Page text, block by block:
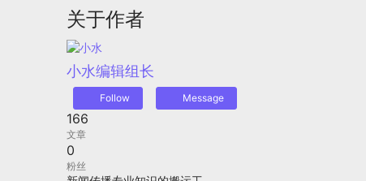
关于作者
小水编辑组长
Follow Message
166
文章
0
粉丝